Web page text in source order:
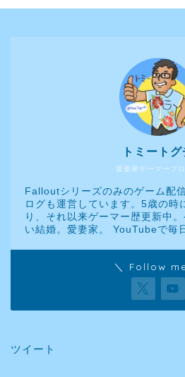
愛妻家ゲーマーブ
トミートグ
Falloutシリーズのみのゲーム配
ログも運営しています。5歳の時
り、それ以来ゲーマー歴更新中
い結婚。愛妻家。 YouTubeで毎
＼ Follow
ツイート